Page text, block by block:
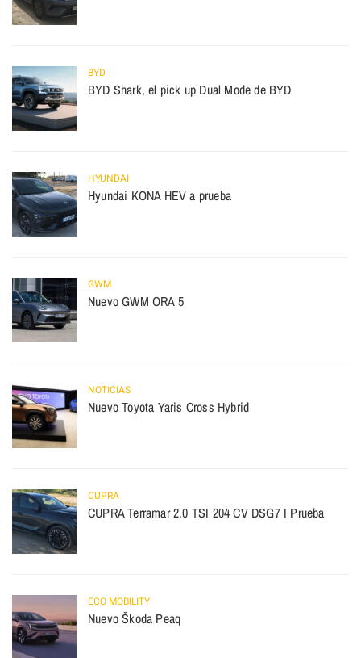
BYD
BYD Shark, el pick up Dual Mode de BYD
HYUNDAI
Hyundai KONA HEV a prueba
GWM
Nuevo GWM ORA 5
NOTICIAS
Nuevo Toyota Yaris Cross Hybrid
CUPRA
CUPRA Terramar 2.0 TSI 204 CV DSG7 I Prueba
ECO MOBILITY
Nuevo Škoda Peaq